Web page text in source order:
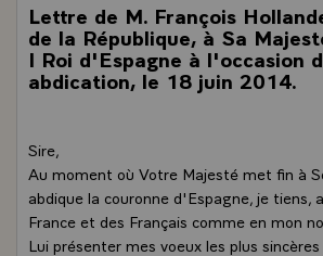
Lettre de M. François
de la République, à Sa
I Roi d'Espagne à l'occasion
abdication, le 18 juin 2014.
Sire,
Au moment où Votre Majesté met fin à
abdique la couronne d'Espagne, je tiens,
France et des Français comme en mon
Lui présenter mes voeux les plus